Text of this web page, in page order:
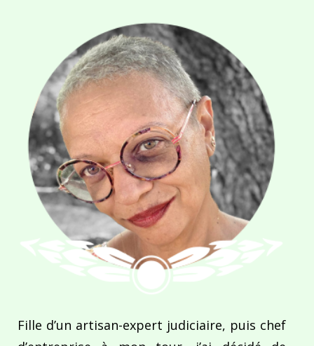
Fille d’un artisan-expert judiciaire, puis chef